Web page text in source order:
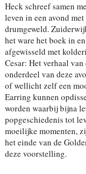
Heck schreef samen
leven in een avond
drumgeweld.
het ware het boek in
afgewisseld met
Cesar: Het verhaal
onderdeel van deze
of wellicht zelf een
Earring kunnen
worden waarbij bijna
popgeschiedenis tot
moeilijke momenten,
het einde van de
deze voorstelling.